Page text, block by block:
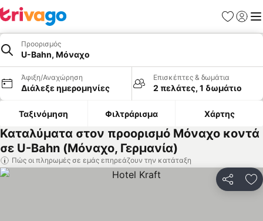
Προορισμός
U-Bahn, Μόναχο
Άφιξη/Αναχώρηση
Διάλεξε ημερομηνίες
Επισκέπτες & δωμάτια
2 πελάτες, 1 δωμάτιο
Ταξινόμηση Φιλτράρισμα Χάρτης
Καταλύματα στον προορισμό Μόναχο κοντά
σε U-Bahn (Μόναχο, Γερμανία)
Πώς οι πληρωμές σε εμάς επηρεάζουν την κατάταξη